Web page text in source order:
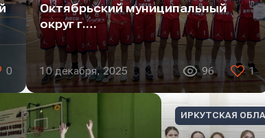
0
Октябрьский муниципальный
округ г.…
10 декабря, 2025 96 1
ИРКУТСКАЯ